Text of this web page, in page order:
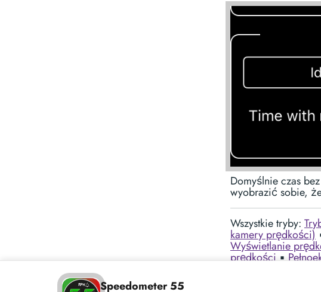
Domyślnie czas
wyobrazić sobie,
Wszystkie tryby:
kamery prędkości)
Wyświetlanie
prędkości▪︎
Speedometer 55